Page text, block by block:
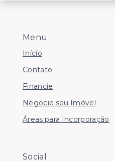
Menu
Início
Contato
Financie
Negocie seu Imóvel
Áreas para Incorporação
Social